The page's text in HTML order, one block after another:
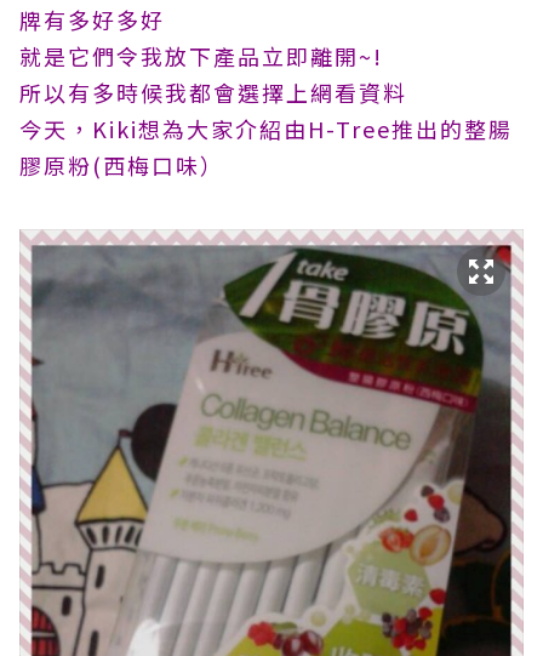
牌有多好多好
就是它們令我放下產品立即離開~!
所以有多時候我都會選擇上網看資料
今天，Kiki想為大家介紹由H-Tree推出的整腸
膠原粉(西梅口味）